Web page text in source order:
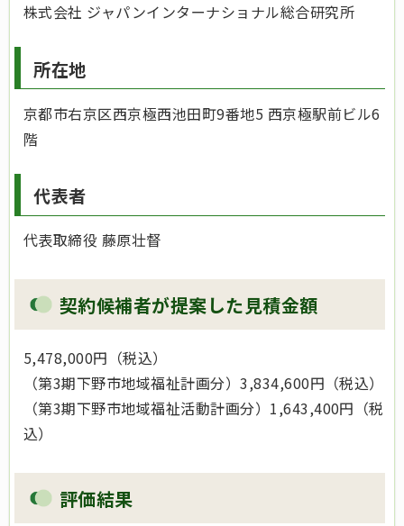
株式会社 ジャパンインターナショナル総合研究所
所在地
京都市右京区西京極西池田町9番地5 西京極駅前ビル6
階
代表者
代表取締役 藤原壮督
契約候補者が提案した見積金額
5,478,000円（税込）
（第3期下野市地域福祉計画分）3,834,600円（税込）
（第3期下野市地域福祉活動計画分）1,643,400円（税
込）
評価結果